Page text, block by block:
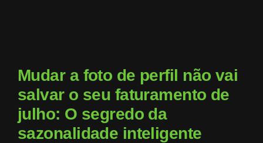
Mudar a foto de perfil não vai
salvar o seu faturamento de
julho: O segredo da
sazonalidade inteligente